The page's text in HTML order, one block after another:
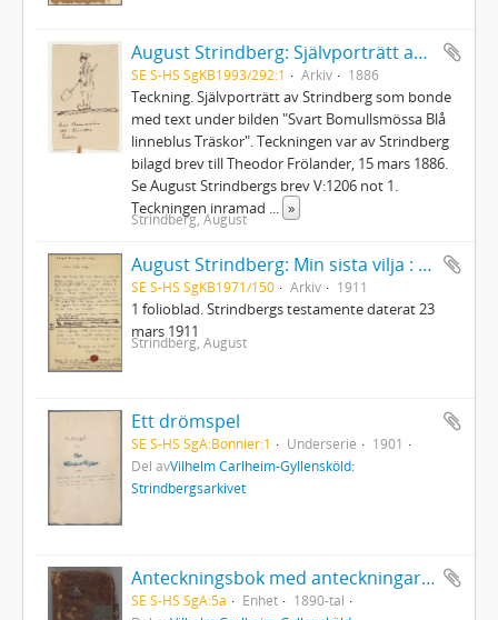
August Strindberg: Självporträtt av Strindberg som bonde
SE S-HS SgKB1993/292:1 Arkiv 1886
Teckning. Självporträtt av Strindberg som bonde
med text under bilden "Svart Bomullsmössa Blå
linneblus Träskor". Teckningen var av Strindberg
bilagd brev till Theodor Frölander, 15 mars 1886.
Se August Strindbergs brev V:1206 not 1.
Teckningen inramad
»
Strindberg, August
August Strindberg: Min sista vilja : Testamente
SE S-HS SgKB1971/150 Arkiv 1911
1 folioblad. Strindbergs testamente daterat 23
mars 1911
Strindberg, August
Ett drömspel
SE S-HS SgA:Bonnier:1 Underserie
1901
Del avVilhelm Carlheim-Gyllensköld:
Strindbergsarkivet
Anteckningsbok med anteckningar av Strindberg
SE S-HS SgA:5a Enhet
1890-tal